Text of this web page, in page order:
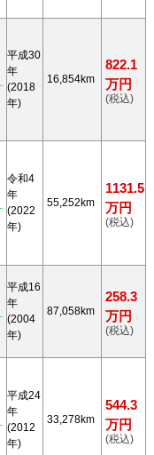
平成30
年
(2018
年)
16,854km
822.1
万円
(税込)
令和4
年
(2022
年)
55,252km
1131.5
万円
(税込)
平成16
年
(2004
年)
87,058km
258.3
万円
(税込)
平成24
年
(2012
年)
33,278km
544.3
万円
(税込)